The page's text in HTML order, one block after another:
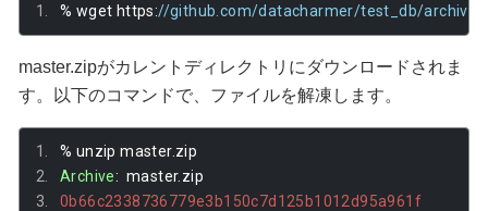
% wget https://github.com/datacharmer/test_db/archive/
master.zipがカレントディレクトリにダウンロードされま
す。以下のコマンドで、ファイルを解凍します。
% unzip master. zip
Archive:
  master
. zip
0b66c2338736779e3b150c7d125b1012d95a961f